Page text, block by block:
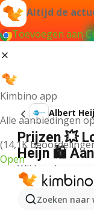
Altijd de
Toevoegen aan
Kimbino app
Alle aanbiedingen
(14,1K
Open
Zoeken naar
Albert
Prijzen 💥
Heijn 🛍️
Wij konden
Andere
Heijn